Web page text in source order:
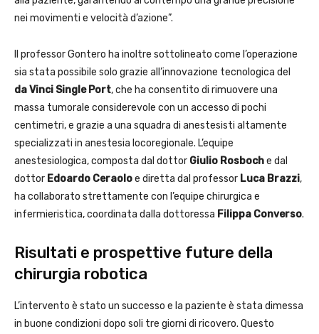
nei movimenti e velocità d’azione”.
Il professor Gontero ha inoltre sottolineato come l’operazione
sia stata possibile solo grazie all’innovazione tecnologica del
da Vinci Single Port, che ha consentito di rimuovere una
massa tumorale considerevole con un accesso di pochi
centimetri, e grazie a una squadra di anestesisti altamente
specializzati in anestesia locoregionale. L’equipe
anestesiologica, composta dal dottor Giulio Rosboche dal
dottor Edoardo Ceraoloe diretta dal professor Luca Brazzi,
ha collaborato strettamente con l’equipe chirurgica e
infermieristica, coordinata dalla dottoressa Filippa Converso.
Risultati e prospettive future della
chirurgia robotica
L’intervento è stato un successo e la paziente è stata dimessa
in buone condizioni dopo soli tre giorni di ricovero. Questo